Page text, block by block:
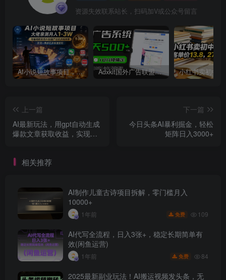
资源失效联系站长，扫码加V或公众号留言
AI小说短故事项目，大佬亲测月入1-3W，零基础教你用AI批量产出优质短故事，实现一稿多吃多渠道变现 Adxkit国外广告联盟系统，一天上500+广告，让你的投放更加高效简单！
上一篇
AI最新玩法，用gpt自动生成
爆款文章获取收益，实现日
下一篇
今日头条AI暴利掘金，轻松
矩阵日入3000+
相关推荐
AI制作儿童古诗项目拆解，零门槛月入
10000+
1年前 免费 109
AI代写全流程，日入3张+，稳定长期简单有
效(闲鱼运营)
1年前 免费 84
2025最新副业玩法！AI搬运视频发头条，无